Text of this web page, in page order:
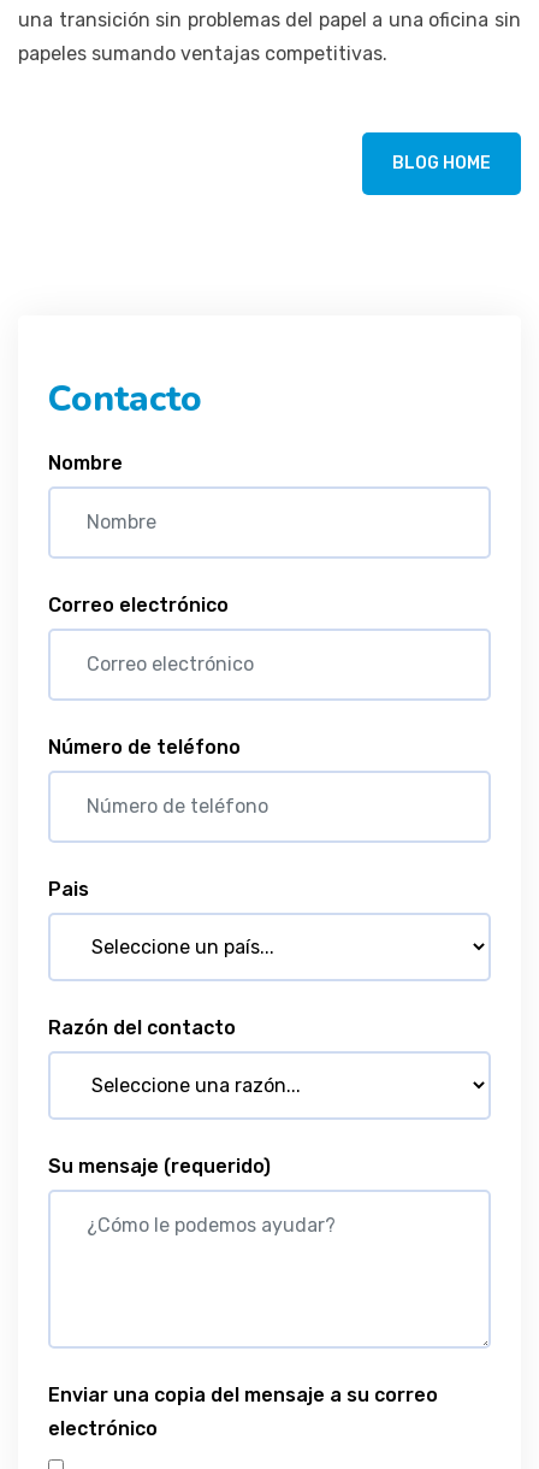
una transición sin problemas del papel a una oficina sin
papeles sumando ventajas competitivas.
BLOG HOME
Contacto
Nombre
Correo electrónico
Número de teléfono
Pais
Razón del contacto
Su mensaje (requerido)
Enviar una copia del mensaje a su correo
electrónico